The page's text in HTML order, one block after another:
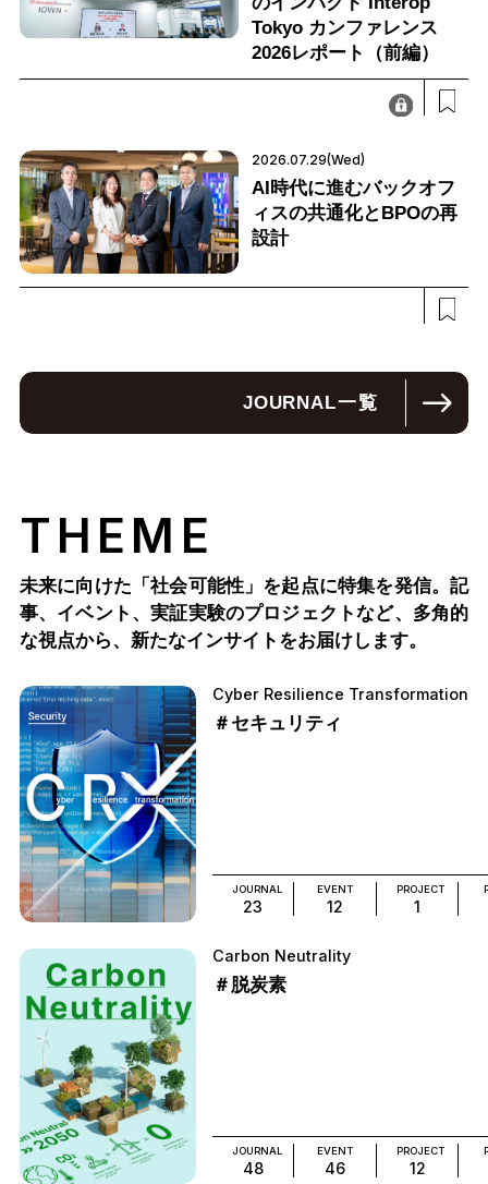
Tokyo カンファレンス
2026レポート（前編）
2026.07.29(Wed)
AI時代に進むバックオフ
ィスの共通化とBPOの再
設計
JOURNAL一覧
THEME
未来に向けた「社会可能性」を起点に特集を発信。記
事、イベント、実証実験のプロジェクトなど、多角的
な視点から、新たなインサイトをお届けします。
Cyber Resilience Transformation
＃セキュリティ
JOURNAL
23
EVENT
12
PROJECT
1
Carbon Neutrality
＃脱炭素
JOURNAL
48
EVENT
46
PROJECT
12